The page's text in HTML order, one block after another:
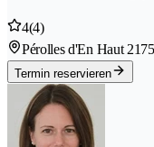
4(4)
Pérolles d'En Haut 2
Termin reservieren